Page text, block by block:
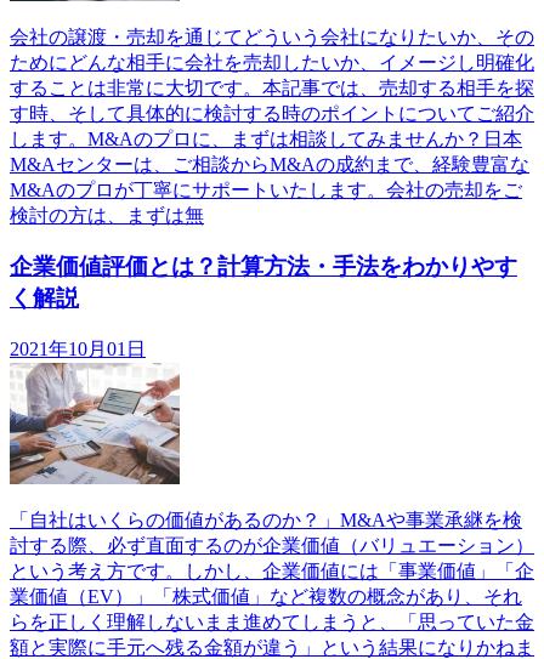
会社の譲渡・売却を通じてどういう会社になりたいか、その
ためにどんな相手に会社を売却したいか、イメージし明確化
することは非常に大切です。本記事では、売却する相手を探
す時、そして具体的に検討する時のポイントについてご紹介
します。M&Aのプロに、まずは相談してみませんか？日本
M&Aセンターは、ご相談からM&Aの成約まで、経験豊富な
M&Aのプロが丁寧にサポートいたします。会社の売却をご
検討の方は、まずは無
企業価値評価とは？計算方法・手法をわかりやす
く解説
2021年10月01日
「自社はいくらの価値があるのか？」M&Aや事業承継を検
討する際、必ず直面するのが企業価値（バリュエーション）
という考え方です。しかし、企業価値には「事業価値」「企
業価値（EV）」「株式価値」など複数の概念があり、それ
らを正しく理解しないまま進めてしまうと、「思っていた金
額と実際に手元へ残る金額が違う」という結果になりかねま